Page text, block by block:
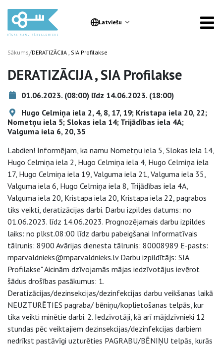
Latviešu
Sākums/DERATIZĀCIJA , SIA Profilakse
DERATIZĀCIJA , SIA Profilakse
01.06.2023. (08:00) līdz 14.06.2023. (18:00)
Hugo Celmiņa iela 2, 4, 8, 17, 19; Kristapa iela 20, 22;
Nometņu iela 5; Slokas iela 14; Trijādības iela 4A;
Valguma iela 6, 20, 35
Labdien! Informējam, ka namu Nometņu iela 5, Slokas iela 14,
Hugo Celmiņa iela 2, Hugo Celmiņa iela 4, Hugo Celmiņa iela
17, Hugo Celmiņa iela 19, Valguma iela 21, Valguma iela 35,
Valguma iela 6, Hugo Celmiņa iela 8, Trijādības iela 4A,
Valguma iela 20, Kristapa iela 20, Kristapa iela 22, pagrabos
tiks veikti, deratizācijas darbi. Darbu izpildes datums: no
01.06.2023. līdz 14.06.2023. Prognozējamais darbu izpildes
laiks: no plkst.08:00 līdz darbu pabeigšanai Informatīvais
tālrunis: 8900 Avārijas dienesta tālrunis: 80008989 E-pasts:
rnparvaldnieks@rnparvaldnieks.lv Darbu izpildītājs: SIA
Profilakse" Aicinām dzīvojamās mājas iedzīvotājus ievērot
šādus drošības pasākumus: 1.
Deratizācijas/dezinsekcijas/dezinfekcijas darbu veikšanas laikā
NEUZTURĒTIES pagraba/ bēniņu/koplietošanas telpās, kur
tika veikti minētie darbi. 2. Iedzīvotāji, kā arī mājdzīvnieki 12
stundas pēc veiktajiem dezinsekcijas/dezinfekcijas darbiem
nedrīkst pastāvīgi uzturēties PAGRABU/BĒNIŅU telpās, kurās